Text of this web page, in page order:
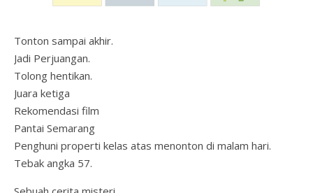
Tonton sampai akhir.
Jadi Perjuangan.
Tolong hentikan.
Juara ketiga
Rekomendasi film
Pantai Semarang
Penghuni properti kelas atas menonton di malam hari.
Tebak angka 57.